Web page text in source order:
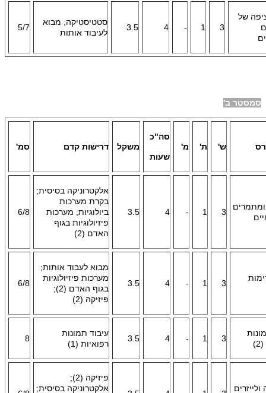
של
3
1
-
4
3.5
סטטיסטיקה; מבוא
לעיבוד אותות
5/7
סמסטר ב'
ש' ת' מ'
סה"כ
שעות
משקל דרישות קדם סמ'
3
1
-
4
3.5
אלקטרוניקה בסיסית;
בקרת מערכות
ביולוגיות; מערכות
פיזיולוגיות בגוף
האדם (2)
6/8
3
1
-
4
3.5
מבוא לעבוד אותות;
מערכות פיזיולוגיות
בגוף האדם (2);
פיזיקה (2)
6/8
3
1
-
4
3.5
עיבוד תמונות
רפואיות (1)
8
פיזיקה (2);
אלקטרוניקה בסיסית;